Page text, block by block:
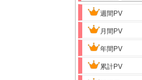
週間PV
月間PV
年間PV
累計PV